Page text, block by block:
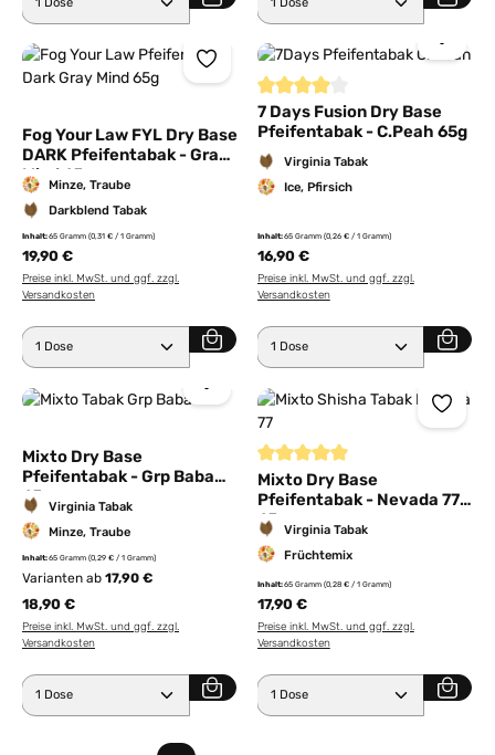
Fog Your Law FYL Dry Base
DARK Pfeifentabak - Gray
Mind 65g
Minze, Traube
Darkblend Tabak
Inhalt:65 Gramm (0,31 € / 1 Gramm)
19,90 €
Preise inkl. MwSt. und ggf. zzgl.
Versandkosten
Produkt Anzahl: Gib den gewünschten Wert ein
Durchschnittliche Bewertung
7 Days Fusion Dry Base
Pfeifentabak - C.Peah 65g
Virginia Tabak
Ice, Pfirsich
Inhalt:65 Gramm (0,26 € / 1 Gramm)
16,90 €
Preise inkl. MwSt. und ggf. zzgl.
Versandkosten
Produkt Anzahl: Gib den
Mixto Dry Base
Pfeifentabak - Grp Baba
65g
Virginia Tabak
Minze, Traube
Inhalt:65 Gramm (0,29 € / 1 Gramm)
Varianten ab 17,90 €
18,90 €
Preise inkl. MwSt. und ggf. zzgl.
Versandkosten
Produkt Anzahl: Gib den gewünschten Wert ein
Durchschnittliche Bewertung
Mixto Dry Base
Pfeifentabak - Nevada 77
65g
Virginia Tabak
Früchtemix
Inhalt:65 Gramm (0,28 € / 1 Gramm)
17,90 €
Preise inkl. MwSt. und ggf. zzgl.
Versandkosten
Produkt Anzahl: Gib den